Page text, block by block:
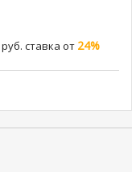
руб. cтавка от 24%